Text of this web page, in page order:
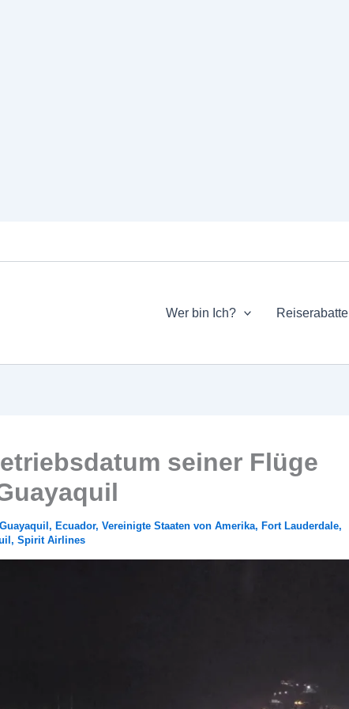
Wer bin Ich? Reiserabatte
seiner Flüge
, Ecuador, Vereinigte Staaten von Amerika, Fort Lauderdale,
, Spirit Airlines